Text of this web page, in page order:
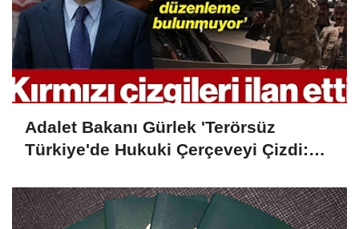
Adalet Bakanı Gürlek 'Terörsüz
Türkiye'de Hukuki Çerçeveyi Çizdi: